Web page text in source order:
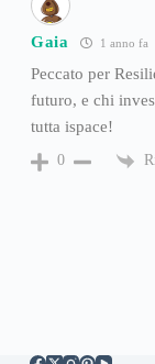
Gaia 1 anno fa
Peccato per
futuro, e chi
tutta ispace!
0